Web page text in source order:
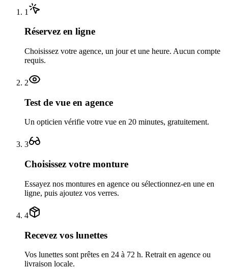
1
Réservez en ligne
Choisissez votre agence, un jour et une heure. Aucun compte
requis.
2
Test de vue en agence
Un opticien vérifie votre vue en 20 minutes, gratuitement.
3
Choisissez votre monture
Essayez nos montures en agence ou sélectionnez-en une en
ligne, puis ajoutez vos verres.
4
Recevez vos lunettes
Vos lunettes sont prêtes en 24 à 72 h. Retrait en agence ou
livraison locale.